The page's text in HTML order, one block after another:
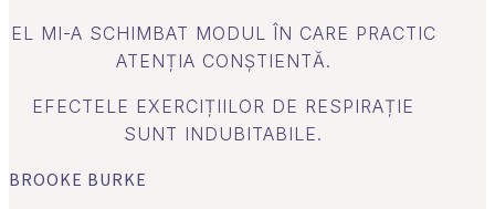
EL MI-A SCHIMBAT MODUL ÎN CARE PRACTIC
ATENȚIA CONȘTIENTĂ.
EFECTELE EXERCIȚIILOR DE RESPIRAȚIE
SUNT INDUBITABILE.
BROOKE BURKE